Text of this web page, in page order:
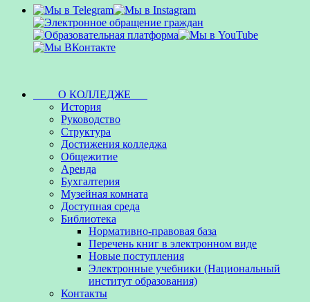
О КОЛЛЕДЖЕ
История
Руководство
Структура
Достижения колледжа
Общежитие
Аренда
Бухгалтерия
Музейная комната
Доступная среда
Библиотека
Нормативно-правовая база
Перечень книг в электронном виде
Новые поступления
Электронные учебники (Национальный
институт образования)
Контакты